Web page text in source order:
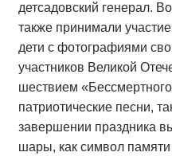
детсадовский генерал.
также принимали
дети с фотографиями
участников Великой
шествием
патриотические песни,
завершении праздника
шары, как символ